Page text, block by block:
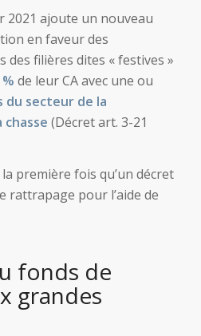
2021 ajoute un nouveau
en faveur des
filières dites « festives »
de leur CA avec une ou
du secteur de la
(Décret art. 3-21
la première fois qu’un décret
rattrapage pour l’aide de
fonds de
grandes